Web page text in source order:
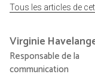
Tous les articles de
Virginie
Responsable de la
communication